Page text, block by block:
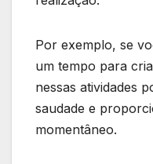
Por exemplo, se
um tempo para
nessas atividades
saudade e
momentâneo.